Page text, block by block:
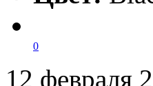
0
12 февраля